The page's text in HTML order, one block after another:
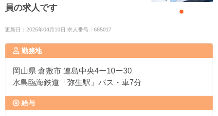
員の求人です
更新日：2025年04月10日 求人番号：685017
勤務地
岡山県 倉敷市 連島中央4ー10ー30
水島臨海鉄道「弥生駅」バス・車7分
給与